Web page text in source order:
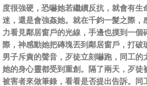
度很強硬，恐嚇她若繼續反抗，就會有生
迷，還是會強姦她。就在千鈞一髮之際，
力看見鄰居窗戶的光線，手邊也摸到一個
際，神感動她把磚塊丟到鄰居窗戶，打破
男子斥責的聲音，歹徒立刻嚇跑，同工的
她的身心靈都受到重創。隔了兩天，歹徒
被害者來做筆錄，看看是否提出告訴。同